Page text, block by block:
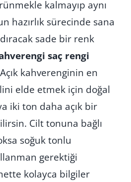
kalmayıp aynı
hazırlık sürecinde sana
sade bir renk
saç rengi
kahverenginin en
elde etmek için doğal
iki ton daha açık bir
Cilt tonuna bağlı
soğuk tonlu
gerektiği
kolayca bilgiler